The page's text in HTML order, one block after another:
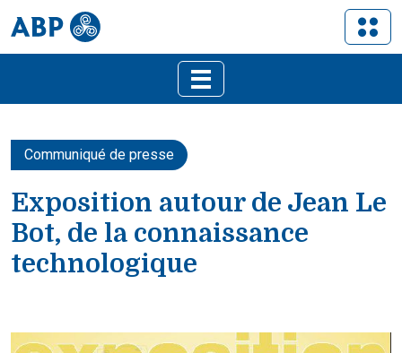
Communiqué de presse
Exposition autour de Jean Le
Bot, de la connaissance
technologique